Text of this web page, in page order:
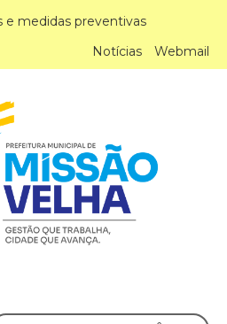
e medidas preventivas
Notícias
Webmail